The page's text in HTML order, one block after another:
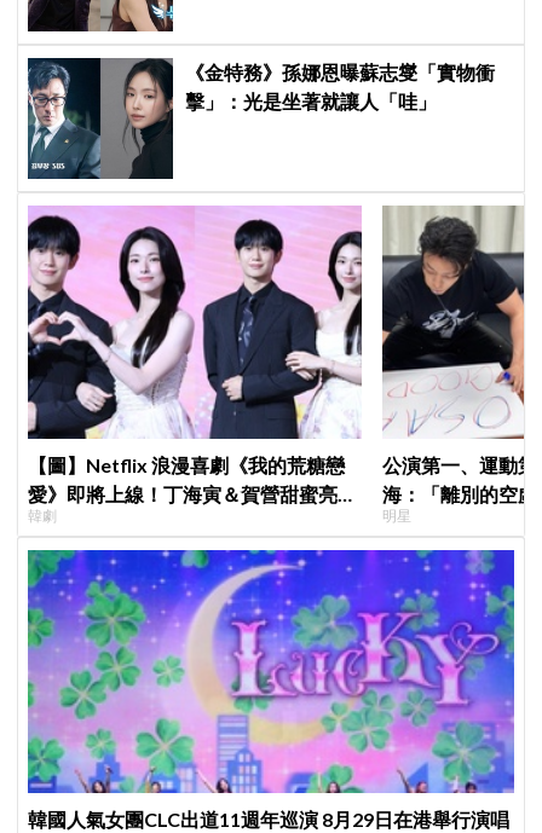
《金特務》孫娜恩曝蘇志燮「實物衝
擊」：光是坐著就讓人「哇」
【圖】Netflix 浪漫喜劇《我的荒糖戀
愛》即將上線！丁海寅＆賀營甜蜜亮相
製作發表會，甜蜜CP化學反應引期待
韓劇
公演第一、運動
海：「離別的空
見」
明星
韓國人氣女團CLC出道11週年巡演 8月29日在港舉行演唱